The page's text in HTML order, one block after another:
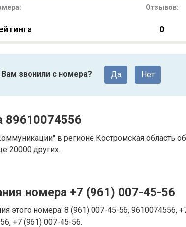
Отзывов:
0
Вам звонили с номера? Да Нет
89610074556
в регионе Костромская область
20000 других.
номера +7 (961) 007-45-56
этого номера: 8 (961) 007-45-56, 9610074556,
+7 (961) 007-45-56.